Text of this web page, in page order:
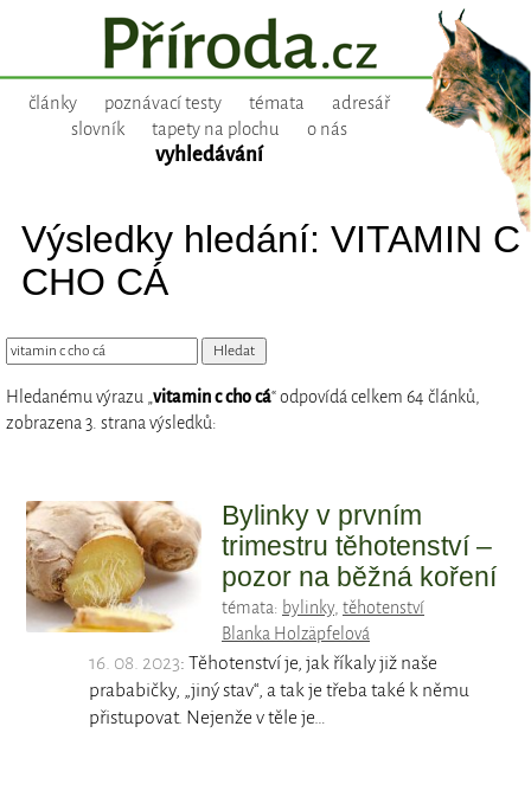
články poznávací testy témata
adresář
slovník
tapety na plochu o nás
vyhledávání
Výsledky hledání: VITAMIN C
CHO CÁ
Hledanému výrazu „vitamin c cho cá“ odpovídá celkem 64 článků,
zobrazena 3. strana výsledků:
Bylinky v prvním
trimestru těhotenství –
pozor na běžná koření
témata: bylinky, těhotenství
Blanka Holzäpfelová
16. 08. 2023: Těhotenství je, jak říkaly již naše
prababičky, „jiný stav“, a tak je třeba také k němu
přistupovat. Nejenže v těle je…